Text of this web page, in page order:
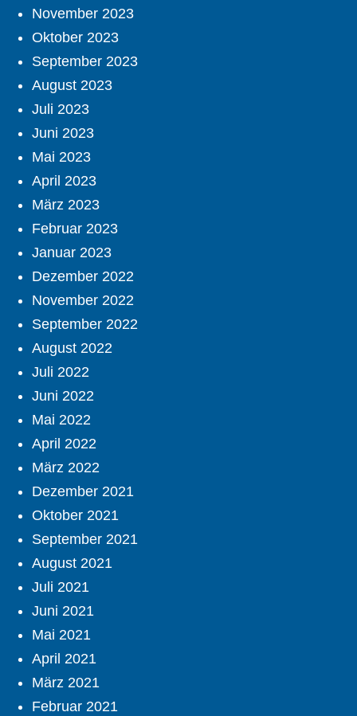
November 2023
Oktober 2023
September 2023
August 2023
Juli 2023
Juni 2023
Mai 2023
April 2023
März 2023
Februar 2023
Januar 2023
Dezember 2022
November 2022
September 2022
August 2022
Juli 2022
Juni 2022
Mai 2022
April 2022
März 2022
Dezember 2021
Oktober 2021
September 2021
August 2021
Juli 2021
Juni 2021
Mai 2021
April 2021
März 2021
Februar 2021